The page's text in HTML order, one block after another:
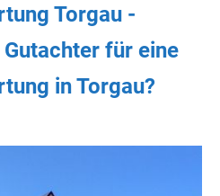
Torgau -
für eine
in Torgau?